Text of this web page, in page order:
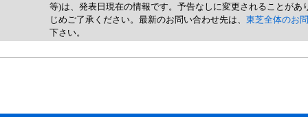
等)は、発表日現在の情報です。予告なしに変更されることがあ
じめご了承ください。最新のお問い合わせ先は、 東芝全体のお
下さい。